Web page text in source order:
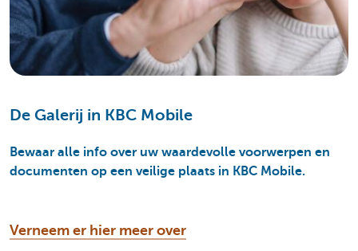
De Galerij in KBC Mobile
Bewaar alle info over uw waardevolle voorwerpen en
documenten op een veilige plaats in KBC Mobile.
Verneem er hier meer over